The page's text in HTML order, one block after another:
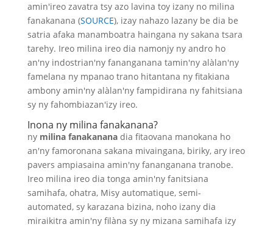
amin'ireo zavatra tsy azo lavina toy izany no milina
fanakanana (SOURCE), izay nahazo lazany be dia be
satria afaka manamboatra haingana ny sakana tsara
tarehy. Ireo milina ireo dia namonjy ny andro ho
an'ny indostrian'ny fananganana tamin'ny alàlan'ny
famelana ny mpanao trano hitantana ny fitakiana
ambony amin'ny alàlan'ny fampidirana ny fahitsiana
sy ny fahombiazan'izy ireo.
Inona ny milina fanakanana?
ny milina fanakananadia fitaovana manokana ho
an'ny famoronana sakana mivaingana, biriky, ary ireo
pavers ampiasaina amin'ny fananganana tranobe.
Ireo milina ireo dia tonga amin'ny fanitsiana
samihafa, ohatra, Misy automatique, semi-
automated, sy karazana bizina, noho izany dia
miraikitra amin'ny filàna sy ny mizana samihafa izy